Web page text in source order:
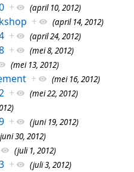
+ (april 10, 2012)
+ (april 14, 2012)
+ (april 24, 2012)
+ (mei 8, 2012)
(mei 13, 2012)
+ (mei 16, 2012)
+ (mei 22, 2012)
+ (juni 19, 2012)
30, 2012)
(juli 1, 2012)
+ (juli 3, 2012)